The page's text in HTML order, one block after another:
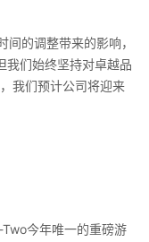
的调整带来的影响，
我们始终坚持对卓越品
我们预计公司将迎来
今年唯一的重磅游